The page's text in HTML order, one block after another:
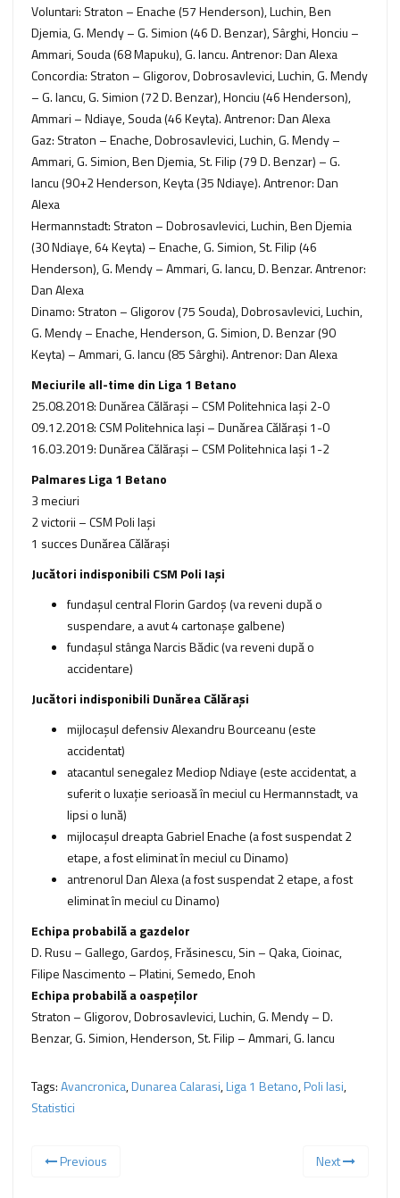
Voluntari: Straton – Enache (57 Henderson), Luchin, Ben
Djemia, G. Mendy – G. Simion (46 D. Benzar), Sârghi, Honciu –
Ammari, Souda (68 Mapuku), G. Iancu. Antrenor: Dan Alexa
Concordia: Straton – Gligorov, Dobrosavlevici, Luchin, G. Mendy
– G. Iancu, G. Simion (72 D. Benzar), Honciu (46 Henderson),
Ammari – Ndiaye, Souda (46 Keyta). Antrenor: Dan Alexa
Gaz: Straton – Enache, Dobrosavlevici, Luchin, G. Mendy –
Ammari, G. Simion, Ben Djemia, St. Filip (79 D. Benzar) – G.
Iancu (90+2 Henderson, Keyta (35 Ndiaye). Antrenor: Dan
Alexa
Hermannstadt: Straton – Dobrosavlevici, Luchin, Ben Djemia
(30 Ndiaye, 64 Keyta) – Enache, G. Simion, St. Filip (46
Henderson), G. Mendy – Ammari, G. Iancu, D. Benzar. Antrenor:
Dan Alexa
Dinamo: Straton – Gligorov (75 Souda), Dobrosavlevici, Luchin,
G. Mendy – Enache, Henderson, G. Simion, D. Benzar (90
Keyta) – Ammari, G. Iancu (85 Sârghi). Antrenor: Dan Alexa
Meciurile all-time din Liga 1 Betano
25.08.2018: Dunărea Călărași – CSM Politehnica Iaşi 2-0
09.12.2018: CSM Politehnica Iaşi – Dunărea Călărași 1-0
16.03.2019: Dunărea Călărași – CSM Politehnica Iași 1-2
Palmares Liga 1 Betano
3 meciuri
2 victorii – CSM Poli Iași
1 succes Dunărea Călărași
Jucători indisponibili CSM Poli Iași
fundaşul central Florin Gardoș (va reveni după o
suspendare, a avut 4 cartonaşe galbene)
fundaşul stânga Narcis Bădic (va reveni după o
accidentare)
Jucători indisponibili Dunărea Călărași
mijlocaşul defensiv Alexandru Bourceanu (este
accidentat)
atacantul senegalez Mediop Ndiaye (este accidentat, a
suferit o luxație serioasă în meciul cu Hermannstadt, va
lipsi o lună)
mijlocaşul dreapta Gabriel Enache (a fost suspendat 2
etape, a fost eliminat în meciul cu Dinamo)
antrenorul Dan Alexa (a fost suspendat 2 etape, a fost
eliminat în meciul cu Dinamo)
Echipa probabilă a gazdelor
D. Rusu – Gallego, Gardoș, Frăsinescu, Sin – Qaka, Cioinac,
Filipe Nascimento – Platini, Semedo, Enoh
Echipa probabilă a oaspeţilor
Straton – Gligorov, Dobrosavlevici, Luchin, G. Mendy – D.
Benzar, G. Simion, Henderson, St. Filip – Ammari, G. Iancu
Tags:Avancronica,Dunarea Calarasi,Liga 1 Betano,Poli Iasi,
Statistici
Previous Next